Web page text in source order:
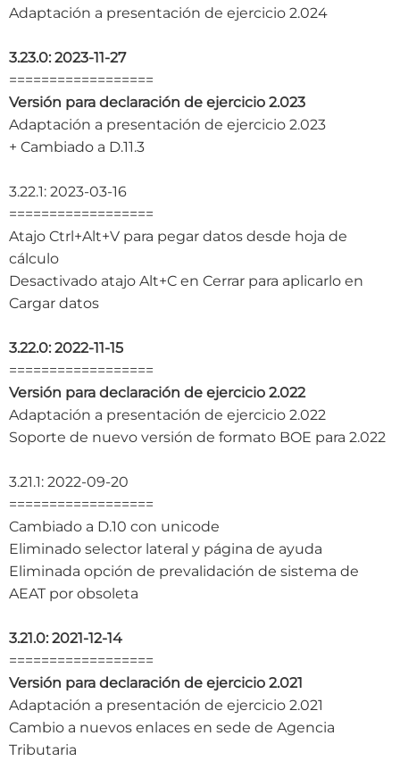
Adaptación a presentación de ejercicio 2.024
3.23.0: 2023-11-27
==================
Versión para declaración de ejercicio 2.023
Adaptación a presentación de ejercicio 2.023
+ Cambiado a D.11.3
3.22.1: 2023-03-16
==================
Atajo Ctrl+Alt+V para pegar datos desde hoja de
cálculo
Desactivado atajo Alt+C en Cerrar para aplicarlo en
Cargar datos
3.22.0: 2022-11-15
==================
Versión para declaración de ejercicio 2.022
Adaptación a presentación de ejercicio 2.022
Soporte de nuevo versión de formato BOE para 2.022
3.21.1: 2022-09-20
==================
Cambiado a D.10 con unicode
Eliminado selector lateral y página de ayuda
Eliminada opción de prevalidación de sistema de
AEAT por obsoleta
3.21.0: 2021-12-14
==================
Versión para declaración de ejercicio 2.021
Adaptación a presentación de ejercicio 2.021
Cambio a nuevos enlaces en sede de Agencia
Tributaria